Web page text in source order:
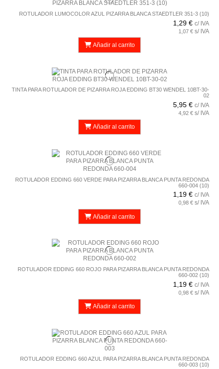
ROTULADOR LUMOCOLOR AZUL PIZARRA BLANCA STAEDTLER 351-3 (10)
1,29 € c/ IVA
1,07 € s/ IVA
Añadir al carrito
TINTA PARA ROTULADOR DE PIZARRA ROJA EDDING BT30 WENDEL 10BT-30-
02
5,95 € c/ IVA
4,92 € s/ IVA
Añadir al carrito
ROTULADOR EDDING 660 VERDE PARA PIZARRA BLANCA PUNTA REDONDA
660-004 (10)
1,19 € c/ IVA
0,98 € s/ IVA
Añadir al carrito
ROTULADOR EDDING 660 ROJO PARA PIZARRA BLANCA PUNTA REDONDA
660-002 (10)
1,19 € c/ IVA
0,98 € s/ IVA
Añadir al carrito
ROTULADOR EDDING 660 AZUL PARA PIZARRA BLANCA PUNTA REDONDA
660-003 (10)